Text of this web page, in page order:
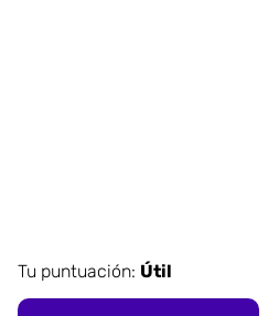
Tu puntuación: Útil